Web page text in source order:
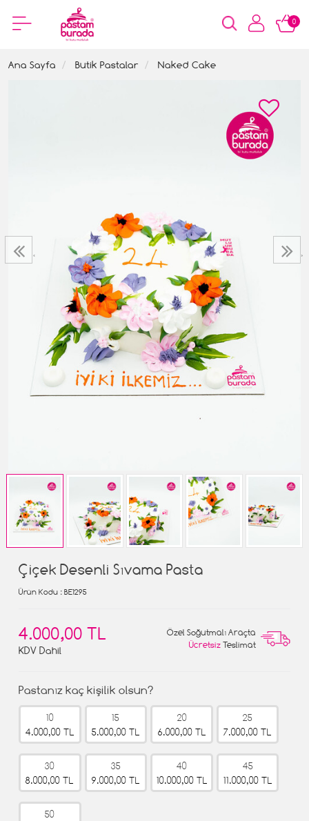
0
Ana Sayfa Butik Pastalar Naked Cake
‹ ›
Çiçek Desenli Sıvama Pasta
Ürün Kodu : BE1295
4.000,00 TL
KDV Dahil
Özel Soğutmalı Araçta
Ücretsiz Teslimat
Pastanız kaç kişilik olsun?
10
4.000,00 TL
15
5.000,00 TL
20
6.000,00 TL
25
7.000,00 TL
30
8.000,00 TL
35
9.000,00 TL
40
10.000,00 TL
45
11.000,00 TL
50